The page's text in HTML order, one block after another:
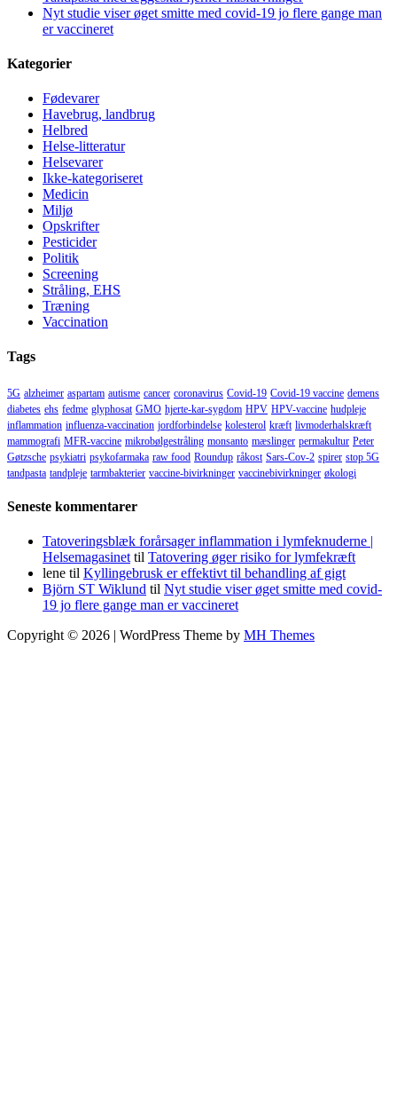
Nyt studie viser øget smitte med covid-19 jo flere gange man
er vaccineret
Kategorier
Fødevarer
Havebrug, landbrug
Helbred
Helse-litteratur
Helsevarer
Ikke-kategoriseret
Medicin
Miljø
Opskrifter
Pesticider
Politik
Screening
Stråling, EHS
Træning
Vaccination
Tags
5G alzheimer aspartam autisme cancer coronavirus Covid-19 Covid-19 vaccine demens
diabetes ehs fedme glyphosat GMO hjerte-kar-sygdom HPV HPV-vaccine hudpleje
inflammation influenza-vaccination jordforbindelse kolesterol kræft livmoderhalskræft
mammografi MFR-vaccine mikrobølgestråling monsanto mæslinger permakultur Peter
Gøtzsche psykiatri psykofarmaka raw food Roundup råkost Sars-Cov-2 spirer stop 5G
tandpasta tandpleje tarmbakterier vaccine-bivirkninger vaccinebivirkninger økologi
Seneste kommentarer
Tatoveringsblæk forårsager inflammation i lymfeknuderne |
Helsemagasinet til Tatovering øger risiko for lymfekræft
lene til Kyllingebrusk er effektivt til behandling af gigt
Björn ST Wiklund til Nyt studie viser øget smitte med covid-
19 jo flere gange man er vaccineret
Copyright © 2026 | WordPress Theme by MH Themes